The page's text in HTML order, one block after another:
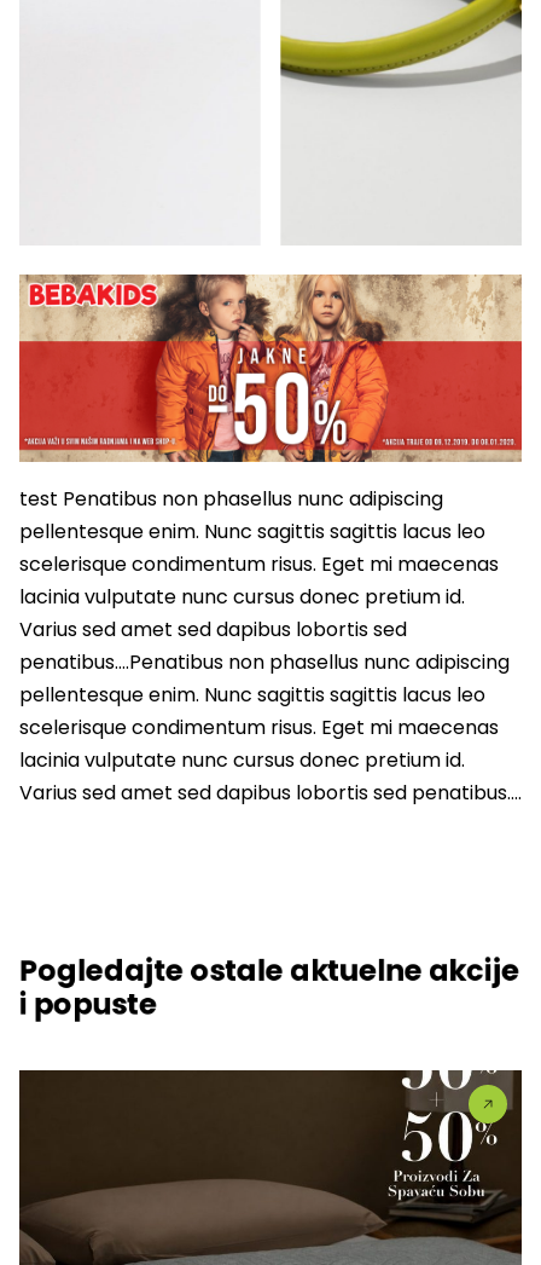
test Penatibus non phasellus nunc adipiscing
pellentesque enim. Nunc sagittis sagittis lacus leo
scelerisque condimentum risus. Eget mi maecenas
lacinia vulputate nunc cursus donec pretium id.
Varius sed amet sed dapibus lobortis sed
penatibus….Penatibus non phasellus nunc adipiscing
pellentesque enim. Nunc sagittis sagittis lacus leo
scelerisque condimentum risus. Eget mi maecenas
lacinia vulputate nunc cursus donec pretium id.
Varius sed amet sed dapibus lobortis sed penatibus….
Pogledajte ostale aktuelne akcije
i popuste